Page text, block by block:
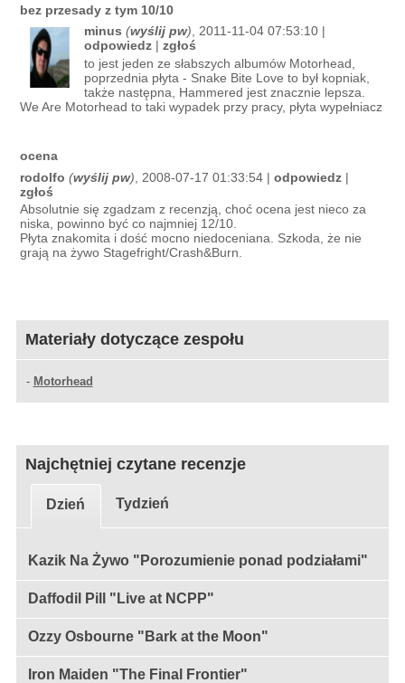
bez przesady z tym 10/10
minus (wyślij pw), 2011-11-04 07:53:10 |
odpowiedz| zgłoś
to jest jeden ze słabszych albumów Motorhead,
poprzednia płyta - Snake Bite Love to był kopniak,
także następna, Hammered jest znacznie lepsza.
We Are Motorhead to taki wypadek przy pracy, płyta wypełniacz
ocena
rodolfo (wyślij pw) , 2008-07-17 01:33:54 |odpowiedz |
zgłoś
Absolutnie się zgadzam z recenzją, choć ocena jest nieco za
niska, powinno być co najmniej 12/10.
Płyta znakomita i dość mocno niedoceniana. Szkoda, że nie
grają na żywo Stagefright/Crash&Burn.
Materiały dotyczące zespołu
- Motorhead
Najchętniej czytane recenzje
Dzień Tydzień
Kazik Na Żywo "Porozumienie ponad podziałami"
Daffodil Pill "Live at NCPP"
Ozzy Osbourne "Bark at the Moon"
Iron Maiden "The Final Frontier"